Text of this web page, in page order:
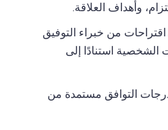
وأهداف العلاقة.
من خبراء التوفيق
الشخصية استنادًا إلى
التوافق مستمدة من